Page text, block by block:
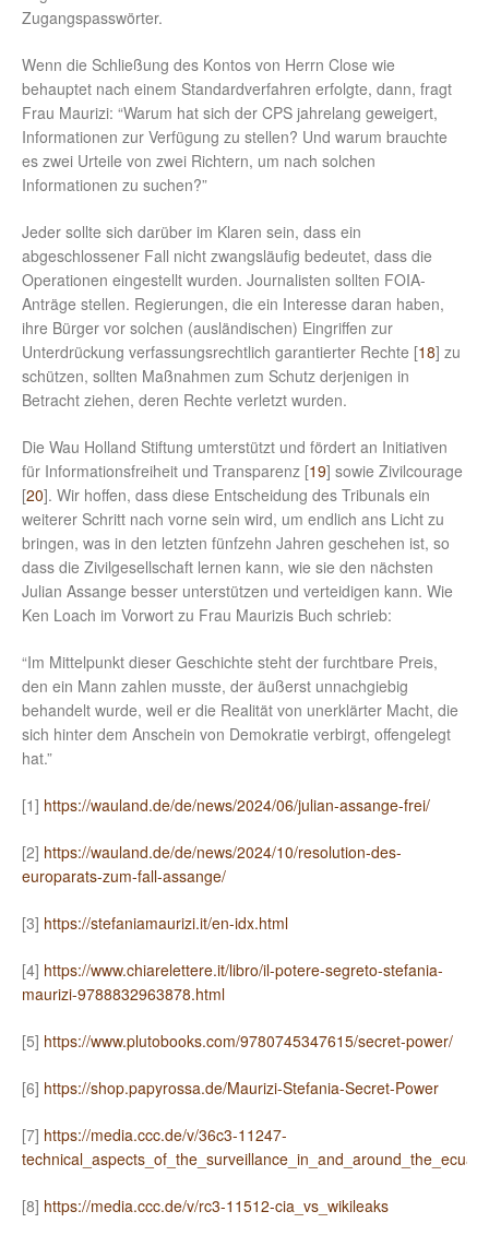
Zugangspasswörter.
Wenn die Schließung des Kontos von Herrn Close wie
behauptet nach einem Standardverfahren erfolgte, dann, fragt
Frau Maurizi: “Warum hat sich der CPS jahrelang geweigert,
Informationen zur Verfügung zu stellen? Und warum brauchte
es zwei Urteile von zwei Richtern, um nach solchen
Informationen zu suchen?”
Jeder sollte sich darüber im Klaren sein, dass ein
abgeschlossener Fall nicht zwangsläufig bedeutet, dass die
Operationen eingestellt wurden. Journalisten sollten FOIA-
Anträge stellen. Regierungen, die ein Interesse daran haben,
ihre Bürger vor solchen (ausländischen) Eingriffen zur
Unterdrückung verfassungsrechtlich garantierter Rechte [18] zu
schützen, sollten Maßnahmen zum Schutz derjenigen in
Betracht ziehen, deren Rechte verletzt wurden.
Die Wau Holland Stiftung umterstützt und fördert an Initiativen
für Informationsfreiheit und Transparenz [19] sowie Zivilcourage
[20]. Wir hoffen, dass diese Entscheidung des Tribunals ein
weiterer Schritt nach vorne sein wird, um endlich ans Licht zu
bringen, was in den letzten fünfzehn Jahren geschehen ist, so
dass die Zivilgesellschaft lernen kann, wie sie den nächsten
Julian Assange besser unterstützen und verteidigen kann. Wie
Ken Loach im Vorwort zu Frau Maurizis Buch schrieb:
“Im Mittelpunkt dieser Geschichte steht der furchtbare Preis,
den ein Mann zahlen musste, der äußerst unnachgiebig
behandelt wurde, weil er die Realität von unerklärter Macht, die
sich hinter dem Anschein von Demokratie verbirgt, offengelegt
hat.”
[1] https://wauland.de/de/news/2024/06/julian-assange-frei/
[2] https://wauland.de/de/news/2024/10/resolution-des-
europarats-zum-fall-assange/
[3] https://stefaniamaurizi.it/en-idx.html
[4] https://www.chiarelettere.it/libro/il-potere-segreto-stefania-
maurizi-9788832963878.html
[5] https://www.plutobooks.com/9780745347615/secret-power/
[6] https://shop.papyrossa.de/Maurizi-Stefania-Secret-Power
[7] https://media.ccc.de/v/36c3-11247-
[8] https://media.ccc.de/v/rc3-11512-cia_vs_wikileaks